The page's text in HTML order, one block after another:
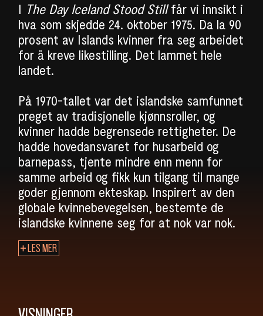
SØK
I The Day Iceland Stood Stillfår vi innsikt i
hva som skjedde 24. oktober 1975. Da la 90
prosent av Islands kvinner fra seg arbeidet
for å kreve likestilling. Det lammet hele
landet.
På 1970-tallet var det islandske samfunnet
preget av tradisjonelle kjønnsroller, og
kvinner hadde begrensede rettigheter. De
hadde hovedansvaret for husarbeid og
barnepass, tjente mindre enn menn for
samme arbeid og fikk kun tilgang til mange
goder gjennom ekteskap. Inspirert av den
globale kvinnebevegelsen, bestemte de
islandske kvinnene seg for at nok var nok.
LES MER